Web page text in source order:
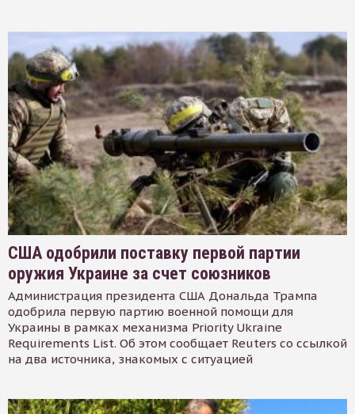
США одобрили поставку первой партии
оружия Украине за счет союзников
Администрация президента США Дональда Трампа
одобрила первую партию военной помощи для
Украины в рамках механизма Priority Ukraine
Requirements List. Об этом сообщает Reuters со ссылкой
на два источника, знакомых с ситуацией